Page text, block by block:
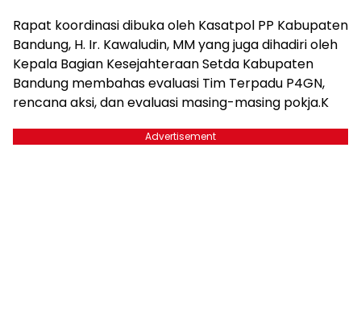
Rapat koordinasi dibuka oleh Kasatpol PP Kabupaten
Bandung, H. Ir. Kawaludin, MM yang juga dihadiri oleh
Kepala Bagian Kesejahteraan Setda Kabupaten
Bandung membahas evaluasi Tim Terpadu P4GN,
rencana aksi, dan evaluasi masing-masing pokja.K
Advertisement